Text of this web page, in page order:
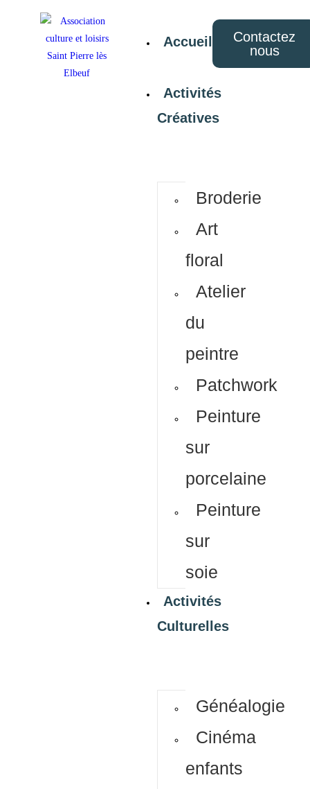
Accueil
Activités
Créatives
Broderie
Art
floral
Atelier
du
peintre
Patchwork
Peinture
sur
porcelaine
Peinture
sur
soie
Activités
Culturelles
Généalogie
Cinéma
enfants
Contactez
nous